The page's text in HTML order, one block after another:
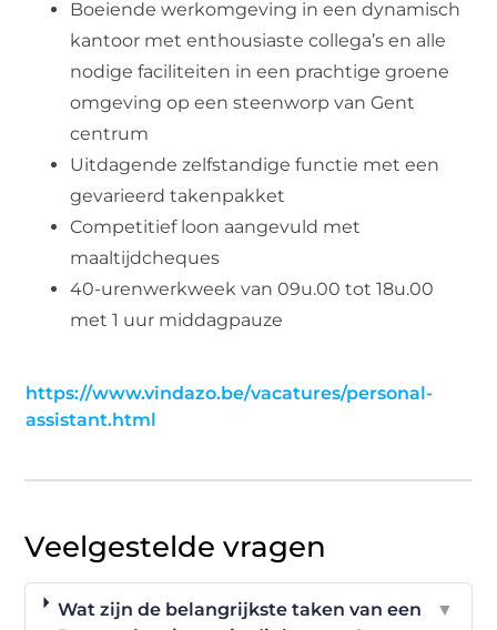
Boeiende werkomgeving in een dynamisch
kantoor met enthousiaste collega’s en alle
nodige faciliteiten in een prachtige groene
omgeving op een steenworp van Gent
centrum
Uitdagende zelfstandige functie met een
gevarieerd takenpakket
Competitief loon aangevuld met
maaltijdcheques
40-urenwerkweek van 09u.00 tot 18u.00
met 1 uur middagpauze
https://www.vindazo.be/vacatures/personal-
assistant.html
Veelgestelde vragen
Wat zijn de belangrijkste taken van een
▼